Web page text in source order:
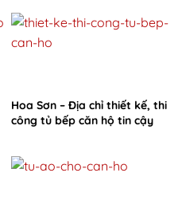
Hoa Sơn – Địa chỉ thiết kế, thi
công tủ bếp căn hộ tin cậy